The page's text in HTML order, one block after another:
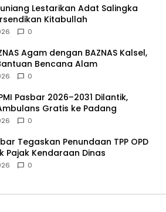
Lestarikan Adat Salingka
Kitabullah
0
Agam dengan BAZNAS Kalsel,
Bencana Alam
0
Pasbar 2026–2031 Dilantik,
Gratis ke Padang
0
Tegaskan Penundaan TPP OPD
Pajak Kendaraan Dinas
0